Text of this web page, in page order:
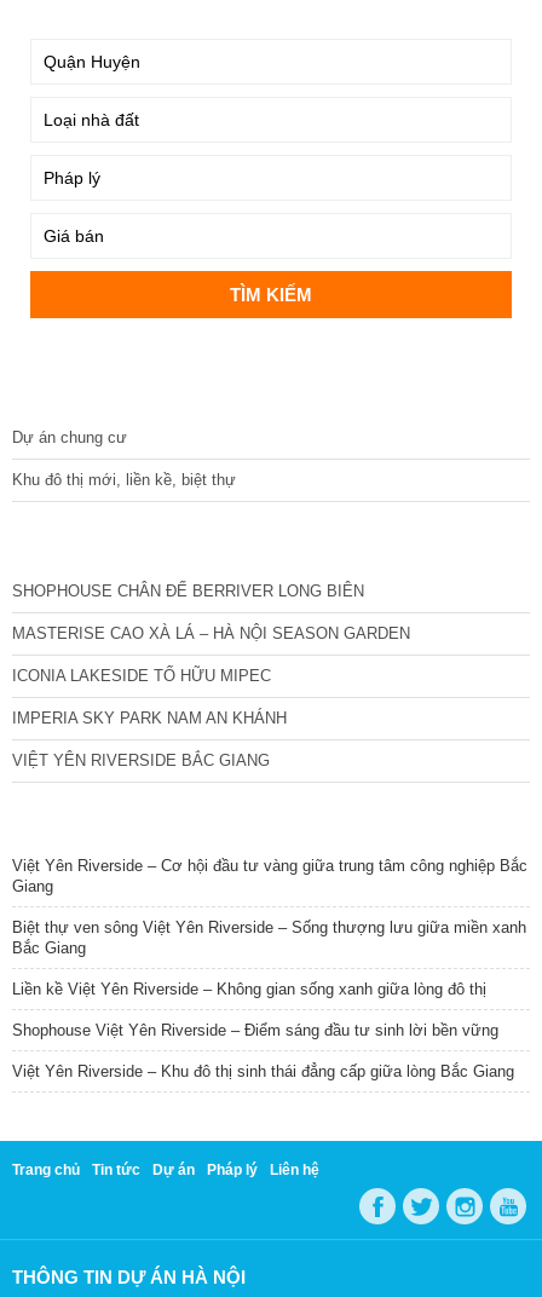
Dự án chung cư
Khu đô thị mới, liền kề, biệt thự
SHOPHOUSE CHÂN ĐẾ BERRIVER LONG BIÊN
MASTERISE CAO XÀ LÁ – HÀ NỘI SEASON GARDEN
ICONIA LAKESIDE TỐ HỮU MIPEC
IMPERIA SKY PARK NAM AN KHÁNH
VIỆT YÊN RIVERSIDE BẮC GIANG
Việt Yên Riverside – Cơ hội đầu tư vàng giữa trung tâm công nghiệp Bắc
Giang
Biệt thự ven sông Việt Yên Riverside – Sống thượng lưu giữa miền xanh
Bắc Giang
Liền kề Việt Yên Riverside – Không gian sống xanh giữa lòng đô thị
Shophouse Việt Yên Riverside – Điểm sáng đầu tư sinh lời bền vững
Việt Yên Riverside – Khu đô thị sinh thái đẳng cấp giữa lòng Bắc Giang
Trang chủ Tin tức Dự án Pháp lý Liên hệ
THÔNG TIN DỰ ÁN HÀ NỘI